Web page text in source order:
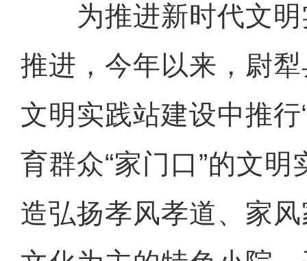
为推进新时代文明
推进，今年以来，尉
文明实践站建设中推行
育群众“家门口”的文
造弘扬孝风孝道、家